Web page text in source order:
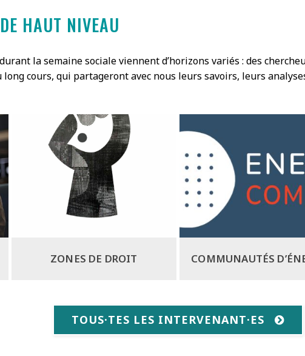
HAUT NIVEAU
la semaine sociale viennent d’horizons variés : des
cours, qui partageront avec nous leurs savoirs, leurs
ZONES DE DROIT COMMUNAUTÉS
TOUS·TES LES INTERVENANT·ES